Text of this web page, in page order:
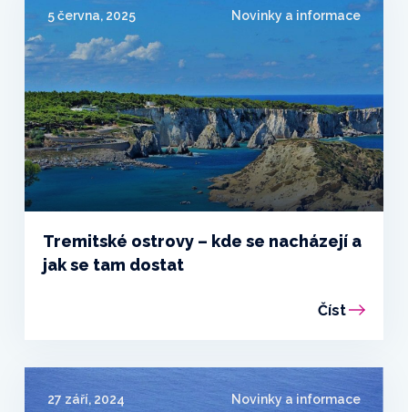
5 června, 2025 Novinky a informace
Tremitské ostrovy – kde se nacházejí a
jak se tam dostat
Číst
27 září, 2024 Novinky a informace